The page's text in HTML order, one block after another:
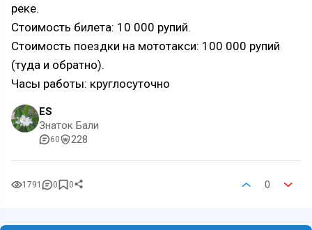
реке.
Стоимость билета: 10 000 рупий.
Стоимость поездки на мототакси: 100 000 рупий
(туда и обратно).
Часы работы: круглосуточно
ES
Знаток Бали
60 228
1791 0 0 0